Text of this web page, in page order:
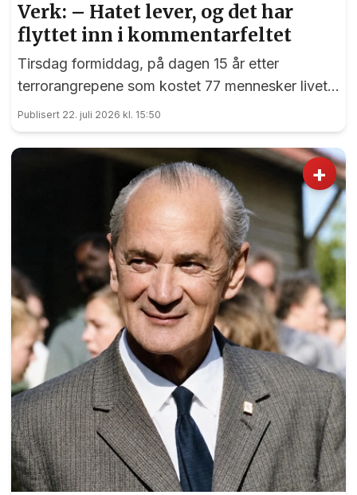
Verk: – Hatet lever, og det har
flyttet inn i kommentarfeltet
Tirsdag formiddag, på dagen 15 år etter
terrorangrepene som kostet 77 mennesker livet,
var det en sterk markering ved 22. juli-
monumentet på Eidsvoll Verk.
Publisert 22. juli 2026 kl. 15:50
+